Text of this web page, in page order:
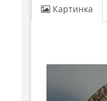
Картинка